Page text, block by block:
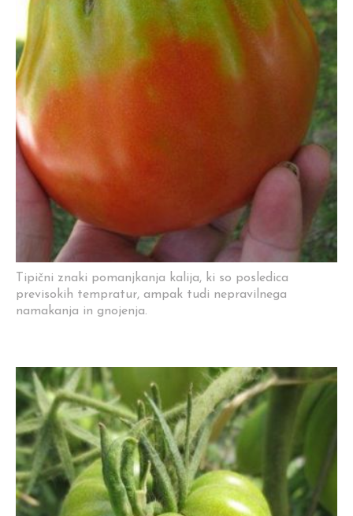
Tipični znaki pomanjkanja kalija, ki so posledica
previsokih tempratur, ampak tudi nepravilnega
namakanja in gnojenja.